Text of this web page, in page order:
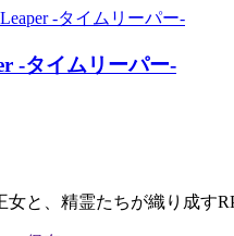
-タイムリーパー-
女と、精霊たちが織り成す